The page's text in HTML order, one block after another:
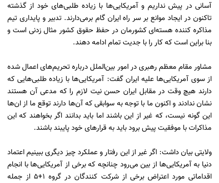
آسانی در پیش نداریم و آمریکایی‌ها با زیاده طلبی‌های خود از گذشته
تاکنون در ایجاد موانع بر سر راه ایران گام برمی‌دارند. تدبیر و پایداری تیم
مذاکره کننده هسته‌ای کشورمان در حفظ حقوق کشور مثال زدنی است و
بنا براین است که کار را با جدیت تمام ادامه دهند.
مشاور مقام معظم رهبری در امور بین‌الملل درباره تحریم‌های اعمال شده
از سوی آمریکایی‌ها علیه ایران گفت: آمریکایی‌ها با زیاده طلبی‌هایی که
دارند هیچ وقت در مقابل ایران حسن نیت لازم را که مدعی آن هستند
نشان ندادند و اکنون ما با توجه به سوابقی که آن‌ها دارند توقع ما از ان‌ها
این گونه نیست، که غیر از این باشند اما باید بدانند اگر بخواهند که این
مذاکرات با موفقیت پیش برود باید به قرارهای خود پایبند باشند.
ولایتی بیان داشت: اگر غیر از این رفتار و عملکرد چیز دیگری ببینیم اعتماد
دنیا به آمریکایی‌ها از بین می‌رود چنانچه که برخی از آمریکایی‌ها با انجام
اقداماتی مورد اعتراض برخی از شرکت کنندگان در گروه 1+5 از جمله